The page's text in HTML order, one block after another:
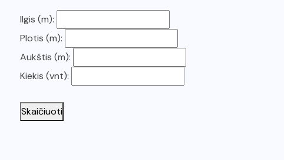
Ilgis (m):
Plotis (m):
Aukštis (m):
Kiekis (vnt):
Skaičiuoti